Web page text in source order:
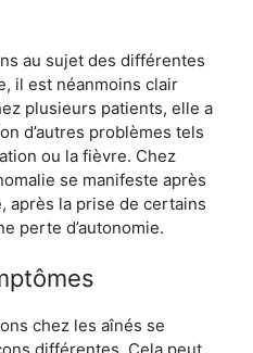
au sujet des différentes
il est néanmoins clair
plusieurs patients, elle a
d’autres problèmes tels
ou la fièvre. Chez
se manifeste après
après la prise de certains
perte d’autonomie.
chez les aînés se